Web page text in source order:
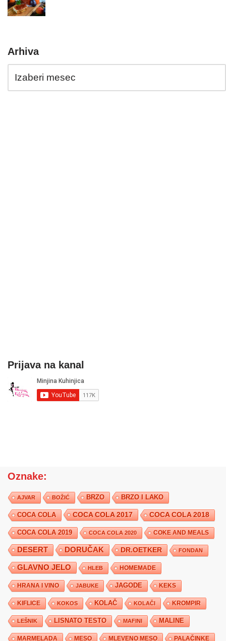
Arhiva
Prijava na kanal
Oznake:
AJVAR BOŽIĆ BRZO BRZO I LAKO
COCA COLA COCA COLA 2017 COCA COLA 2018
COCA COLA 2019 COCA COLA 2020 COKE AND MEALS
DESERT DORUČAK DR.OETKER FONDAN
GLAVNO JELO HLEB HOMEMADE
HRANA I VINO JABUKE JAGODE KEKS
KIFLICE KOKOS KOLAČ KOLAČI KROMPIR
LEŠNIK LISNATO TESTO MAFINI MALINE
MARMELADA MESO MLEVENO MESO PALAČINKE